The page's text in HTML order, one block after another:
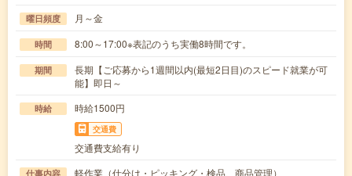
曜日頻度 月～金
時間 8:00～17:00※表記のうち実働8時間です。
期間
長期【ご応募から1週間以内(最短2日目)のスピード就業が可
能】即日～
時給 時給1500円
交通費
交通費支給有り
仕事内容
軽作業（仕分け・ピッキング・検品、商品管理）